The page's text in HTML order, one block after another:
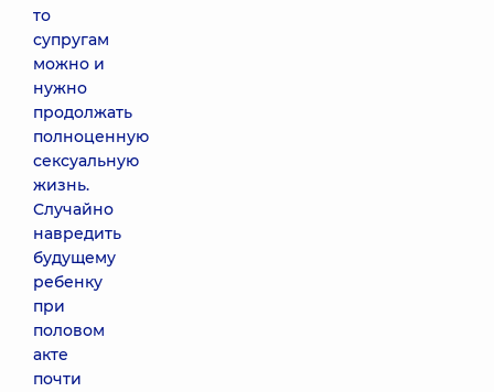
то
супругам
можно и
нужно
продолжать
полноценную
сексуальную
жизнь.
Случайно
навредить
будущему
ребенку
при
половом
акте
почти